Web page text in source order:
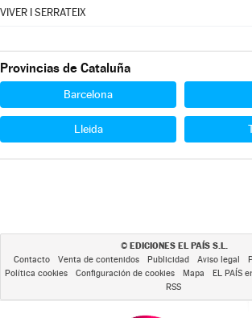
VIVER I SERRATEIX
Provincias de Cataluña
Barcelona
Lleida
© EDICIONES EL PAÍS S.L.
Contacto Venta de contenidos Publicidad Aviso legal
Política cookies
Configuración de cookies Mapa EL PAÍS
RSS